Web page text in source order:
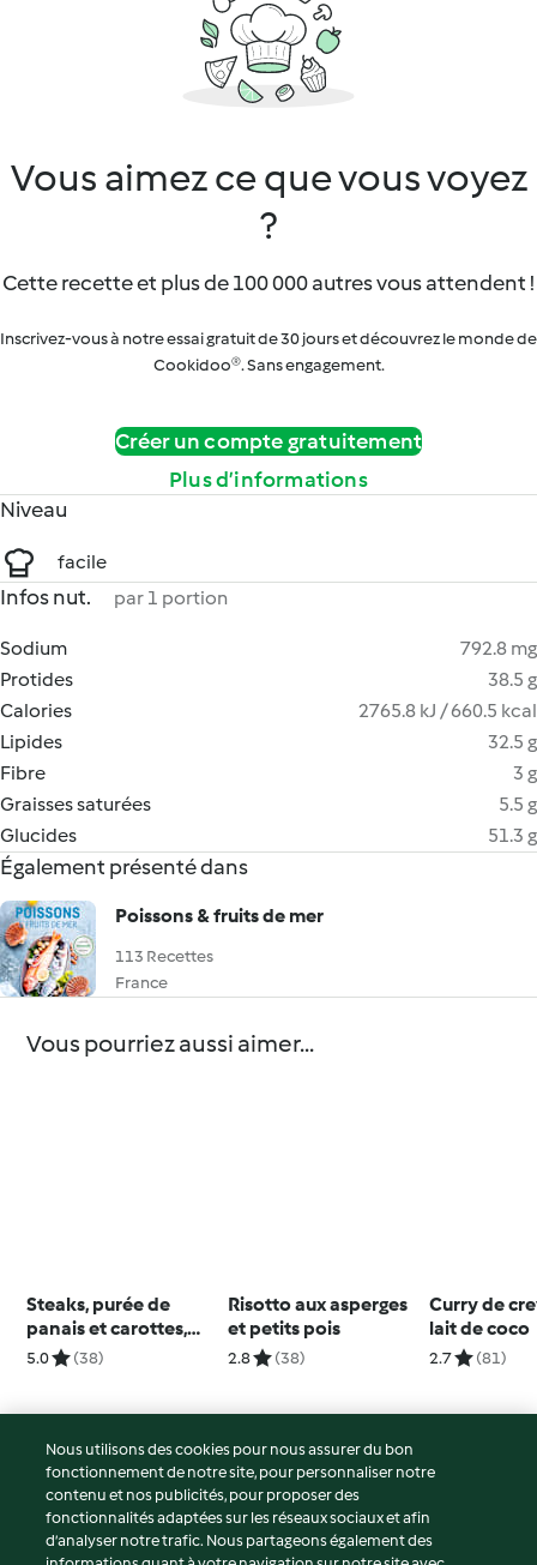
Vous aimez ce que vous voyez
?
Cette recette et plus de 100 000 autres vous attendent !
Inscrivez-vous à notre essai gratuit de 30 jours et découvrez le monde de
Cookidoo®. Sans engagement.
Créer un compte gratuitement
Plus d’informations
Niveau
facile
Infos nut. par 1 portion
Sodium
792.8 mg
Protides
38.5 g
Calories
2765.8 kJ / 660.5 kcal
Lipides
32.5 g
Fibre
3 g
Graisses saturées
5.5 g
Glucides
51.3 g
Également présenté dans
Poissons & fruits de mer
113 Recettes
France
Vous pourriez aussi aimer...
Steaks, purée de
panais et carottes,
oignons caramélisés
5.0 (38)
Risotto aux asperges
et petits pois
2.8 (38)
Curry de
lait de coco
2.7 (81)
© Copyright 2026
Conditions d'utilisation
Politique de confidentialité
Nous utilisons des cookies pour nous assurer du bon
fonctionnement de notre site, pour personnaliser notre
contenu et nos publicités, pour proposer des
fonctionnalités adaptées sur les réseaux sociaux et afin
d’analyser notre trafic. Nous partageons également des